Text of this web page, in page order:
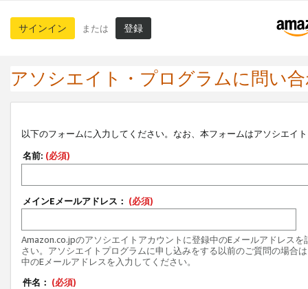
サインイン または 登録
アソシエイト・プログラムに問い
以下のフォームに入力してください。なお、本フォームはアソシエイ
名前: (必須)
メインEメールアドレス： (必須)
Amazon.co.jpのアソシエイトアカウントに登録中のEメールアドレスを
さい。アソシエイトプログラムに申し込みをする以前のご質問の場合
中のEメールアドレスを入力してください。
件名： (必須)